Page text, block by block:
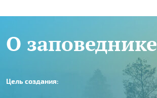
О заповеднике
Цель создания: